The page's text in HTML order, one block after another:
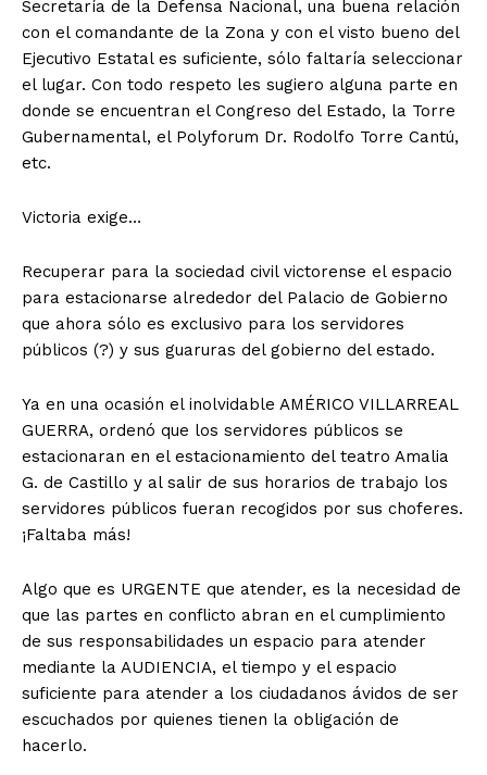
Secretaría de la Defensa Nacional, una buena relación
con el comandante de la Zona y con el visto bueno del
Ejecutivo Estatal es suficiente, sólo faltaría seleccionar
el lugar. Con todo respeto les sugiero alguna parte en
donde se encuentran el Congreso del Estado, la Torre
Gubernamental, el Polyforum Dr. Rodolfo Torre Cantú,
etc.
Victoria exige…
Recuperar para la sociedad civil victorense el espacio
para estacionarse alrededor del Palacio de Gobierno
que ahora sólo es exclusivo para los servidores
públicos (?) y sus guaruras del gobierno del estado.
Ya en una ocasión el inolvidable AMÉRICO VILLARREAL
GUERRA, ordenó que los servidores públicos se
estacionaran en el estacionamiento del teatro Amalia
G. de Castillo y al salir de sus horarios de trabajo los
servidores públicos fueran recogidos por sus choferes.
¡Faltaba más!
Algo que es URGENTE que atender, es la necesidad de
que las partes en conflicto abran en el cumplimiento
de sus responsabilidades un espacio para atender
mediante la AUDIENCIA, el tiempo y el espacio
suficiente para atender a los ciudadanos ávidos de ser
escuchados por quienes tienen la obligación de
hacerlo.